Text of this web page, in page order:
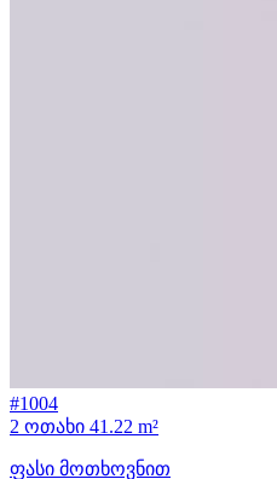
#1004
2 ოთახი 41.22 m²
ფასი მოთხოვნით